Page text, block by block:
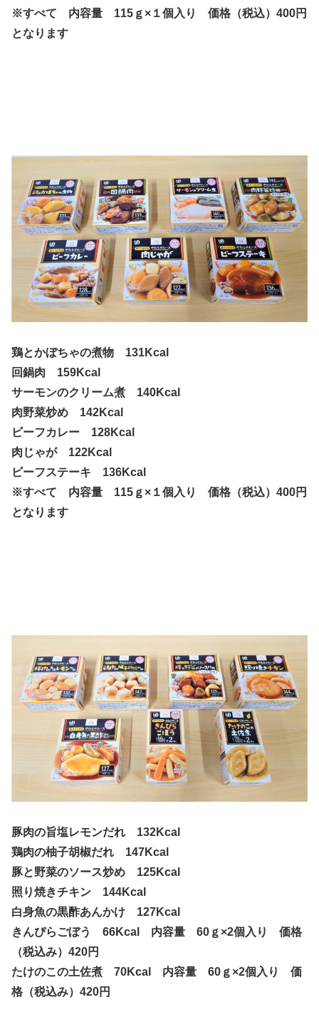
※すべて 内容量 115ｇ×１個入り 価格（税込）400円
となります
鶏とかぼちゃの煮物 131Kcal
回鍋肉 159Kcal
サーモンのクリーム煮 140Kcal
肉野菜炒め 142Kcal
ビーフカレー 128Kcal
肉じゃが 122Kcal
ビーフステーキ 136Kcal
※すべて 内容量 115ｇ×１個入り 価格（税込）400円
となります
豚肉の旨塩レモンだれ 132Kcal
鶏肉の柚子胡椒だれ 147Kcal
豚と野菜のソース炒め 125Kcal
照り焼きチキン 144Kcal
白身魚の黒酢あんかけ 127Kcal
きんぴらごぼう 66Kcal 内容量 60ｇ×2個入り 価格
（税込み）420円
たけのこの土佐煮 70Kcal 内容量 60ｇ×2個入り 価
格（税込み）420円